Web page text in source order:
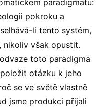
paradigmatu:
pokroku a
li tento systém,
nikoliv však opustit.
toto paradigma
otázku k jeho
se ve světě vlastně
jsme produkci přijali